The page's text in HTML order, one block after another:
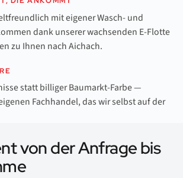
mit eigener Wasch- und
dank unserer wachsenden E-Flotte
zu Ihnen nach Aichach.
statt billiger Baumarkt-Farbe —
Fachhandel, das wir selbst auf der
von der Anfrage bis